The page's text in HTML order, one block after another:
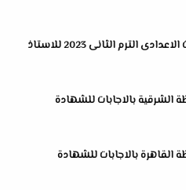
مذكرة شرح النحو للصف الثالث الاعدادى الترم الثانى 2023 للاستاذ
الشرقية بالاجابات للشهادة
القاهرة بالاجابات للشهادة